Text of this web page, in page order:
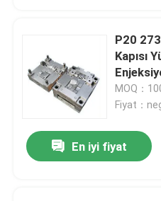
P20
Kapısı
MOQ：
Fiyat：
En iyi fiyat